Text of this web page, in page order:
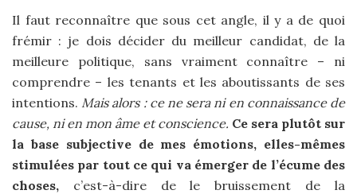
Il faut reconnaître que sous cet angle, il y a de quoi
frémir : je dois décider du meilleur candidat, de la
meilleure politique, sans vraiment connaître – ni
comprendre – les tenants et les aboutissants de ses
intentions.Mais alors : ce ne sera ni en connaissance de
cause, ni en mon âme et conscience. Ce sera plutôt sur
la base subjective de mes émotions, elles-mêmes
stimulées par tout ce qui va émerger de l’écume des
choses, c’est-à-dire de le bruissement de la